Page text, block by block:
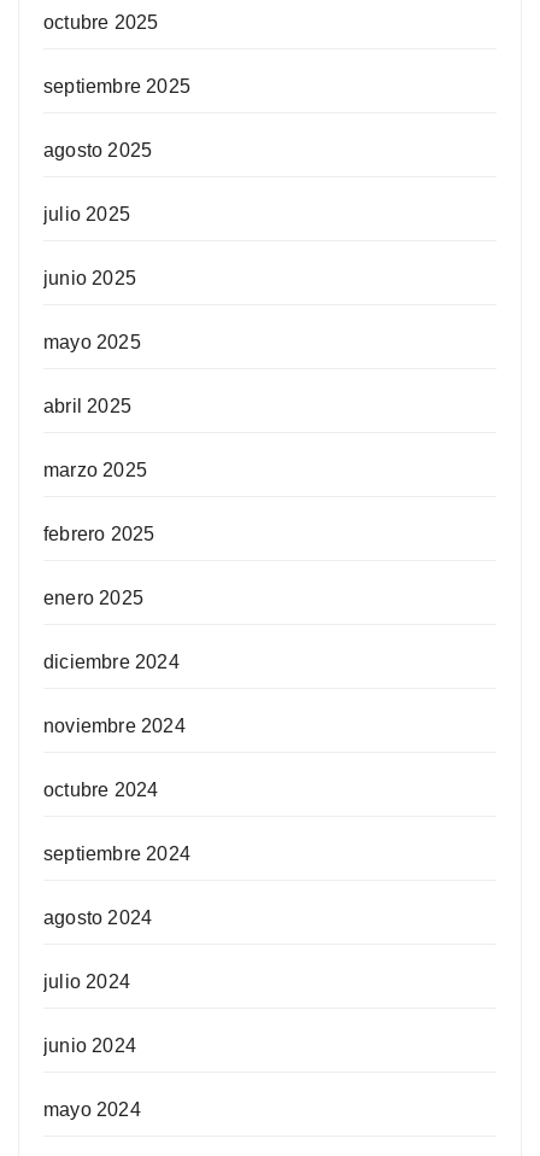
octubre 2025
septiembre 2025
agosto 2025
julio 2025
junio 2025
mayo 2025
abril 2025
marzo 2025
febrero 2025
enero 2025
diciembre 2024
noviembre 2024
octubre 2024
septiembre 2024
agosto 2024
julio 2024
junio 2024
mayo 2024